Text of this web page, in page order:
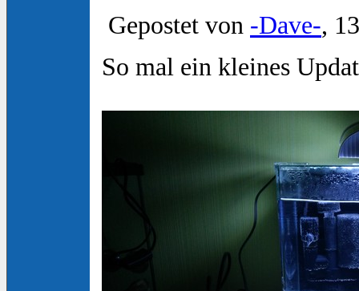
Gepostet von -Dave-,
So mal ein kleines